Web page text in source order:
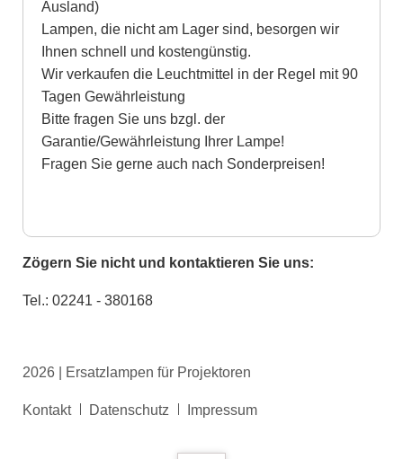
Ausland)
Lampen, die nicht am Lager sind, besorgen wir
Ihnen schnell und kostengünstig.
Wir verkaufen die Leuchtmittel in der Regel mit 90
Tagen Gewährleistung
Bitte fragen Sie uns bzgl. der
Garantie/Gewährleistung Ihrer Lampe!
Fragen Sie gerne auch nach Sonderpreisen!
Zögern Sie nicht und kontaktieren Sie uns:
Tel.: 02241 - 380168
2026 | Ersatzlampen für Projektoren
Navigation
Kontakt Datenschutz Impressum